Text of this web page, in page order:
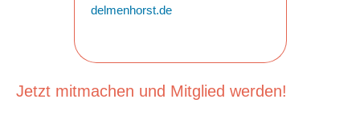
delmenhorst.de
Jetzt mitmachen und Mitglied werden!